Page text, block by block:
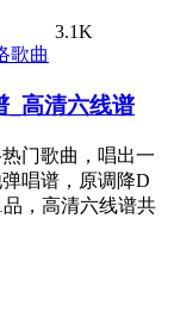
3.1K
歌曲
_高清六线谱
门歌曲，唱出一
唱谱，原调降D
，高清六线谱共